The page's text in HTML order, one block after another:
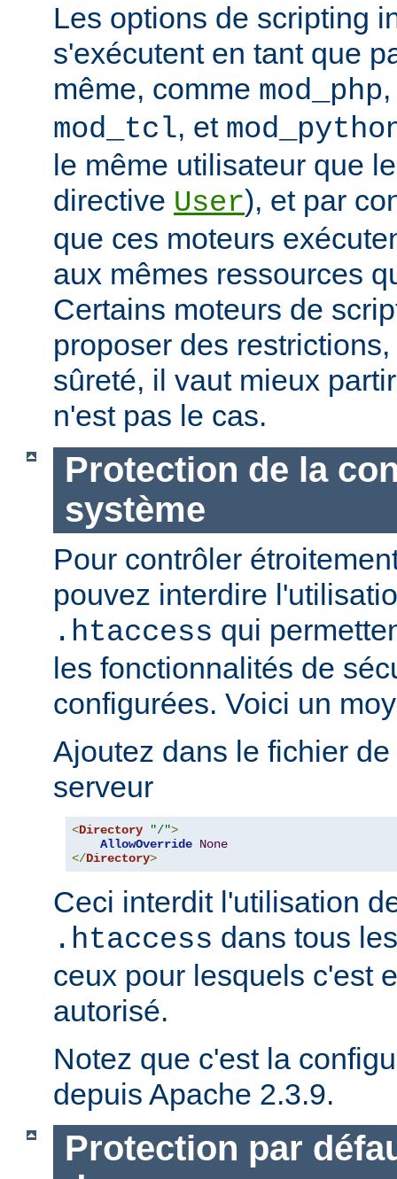
Les options de scripting
s'exécutent en tant que
même, comme mod_php
mod_tcl, et
le même utilisateur que
directive User), et par
que ces moteurs
aux mêmes ressources
Certains moteurs de
proposer des
sûreté, il vaut mieux
n'est pas le cas.
Protection de la
système
Pour contrôler
pouvez interdire
.htaccess qui
les fonctionnalités de
configurées. Voici un
Ajoutez dans le fichier
serveur
<Directory "/">
AllowOverride None
</Directory>
Ceci interdit l'utilisation
.htaccess dans tous
ceux pour lesquels c'est
autorisé.
Notez que c'est la
depuis Apache 2.3.9.
Protection par